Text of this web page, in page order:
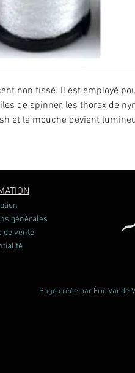
non tissé. Il est employé
de spinner, les thorax de
et la mouche devient
générales
de vente
Page créée par Èric Vande